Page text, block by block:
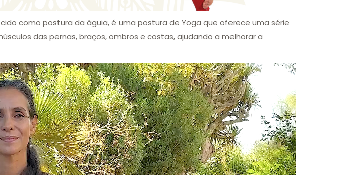
como postura da águia, é uma postura de Yoga que oferece uma série
das pernas, braços, ombros e costas, ajudando a melhorar a